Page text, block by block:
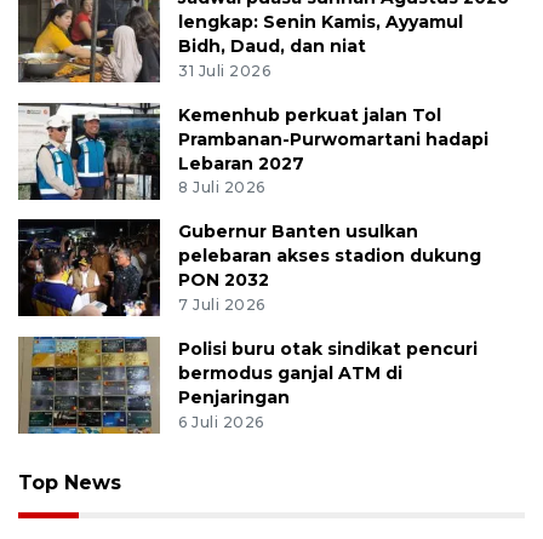
lengkap: Senin Kamis, Ayyamul
Bidh, Daud, dan niat
31 Juli 2026
Kemenhub perkuat jalan Tol
Prambanan-Purwomartani hadapi
Lebaran 2027
8 Juli 2026
Gubernur Banten usulkan
pelebaran akses stadion dukung
PON 2032
7 Juli 2026
Polisi buru otak sindikat pencuri
bermodus ganjal ATM di
Penjaringan
6 Juli 2026
Top News